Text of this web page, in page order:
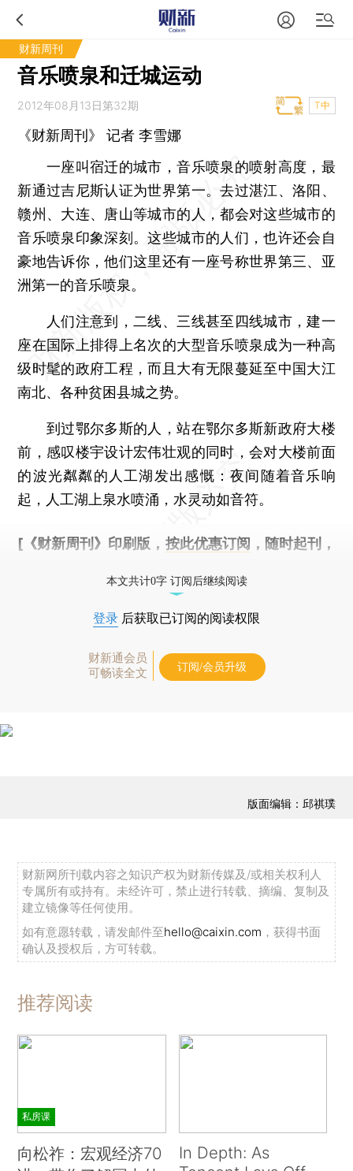
财新周刊
音乐喷泉和迁城运动
2012年08月13日第32期 T中
《财新周刊》 记者李雪娜
一座叫宿迁的城市，音乐喷泉的喷射高度，最
新通过吉尼斯认证为世界第一。去过湛江、洛阳、
赣州、大连、唐山等城市的人，都会对这些城市的
音乐喷泉印象深刻。这些城市的人们，也许还会自
豪地告诉你，他们这里还有一座号称世界第三、亚
洲第一的音乐喷泉。
人们注意到，二线、三线甚至四线城市，建一
座在国际上排得上名次的大型音乐喷泉成为一种高
级时髦的政府工程，而且大有无限蔓延至中国大江
南北、各种贫困县城之势。
到过鄂尔多斯的人，站在鄂尔多斯新政府大楼
前，感叹楼宇设计宏伟壮观的同时，会对大楼前面
的波光粼粼的人工湖发出感慨：夜间随着音乐响
起，人工湖上泉水喷涌，水灵动如音符。
[《财新周刊》印刷版， 按此优惠订阅 ，随时起刊，
本文共计0字 订阅后继续阅读
登录 后获取已订阅的阅读权限
财新通会员
可畅读全文
订阅/会员升级
版面编辑：邱祺璞
财新网所刊载内容之知识产权为财新传媒及/或相关权利人
专属所有或持有。未经许可，禁止进行转载、摘编、复制及
建立镜像等任何使用。
如有意愿转载，请发邮件至hello@caixin.com ，获得书面
确认及授权后，方可转载。
推荐阅读
私房课
向松祚：宏观经济70
In Depth: As